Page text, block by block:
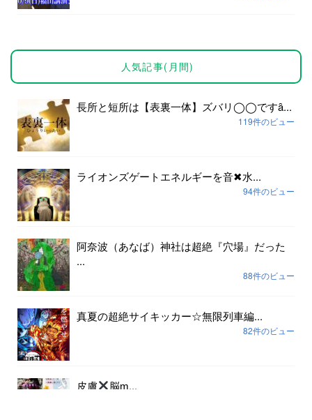
人気記事(月間)
長所と短所は【表裏一体】ズバリ◯◯ですȃ...
119件のビュー
ライオンズゲートエネルギーを音✖︎水...
94件のビュー
阿奈波（あなば）神社は超絶『穴場』だった
...
88件のビュー
真夏の超絶サイキッカー☆無限列車編...
82件のビュー
皮膚 脳ɱ...